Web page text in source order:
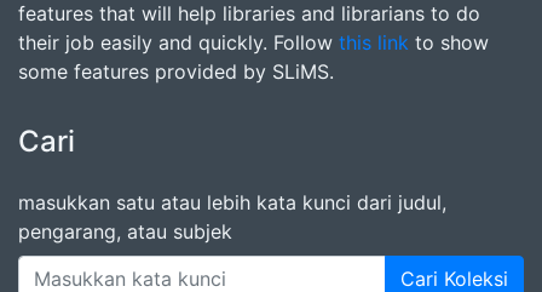
features that will help libraries and librarians to do
their job easily and quickly. Follow this link to show
some features provided by SLiMS.
Cari
masukkan satu atau lebih kata kunci dari judul,
pengarang, atau subjek
Cari Koleksi